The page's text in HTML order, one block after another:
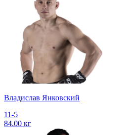
Владислав Янковский
11-5
84.00 кг